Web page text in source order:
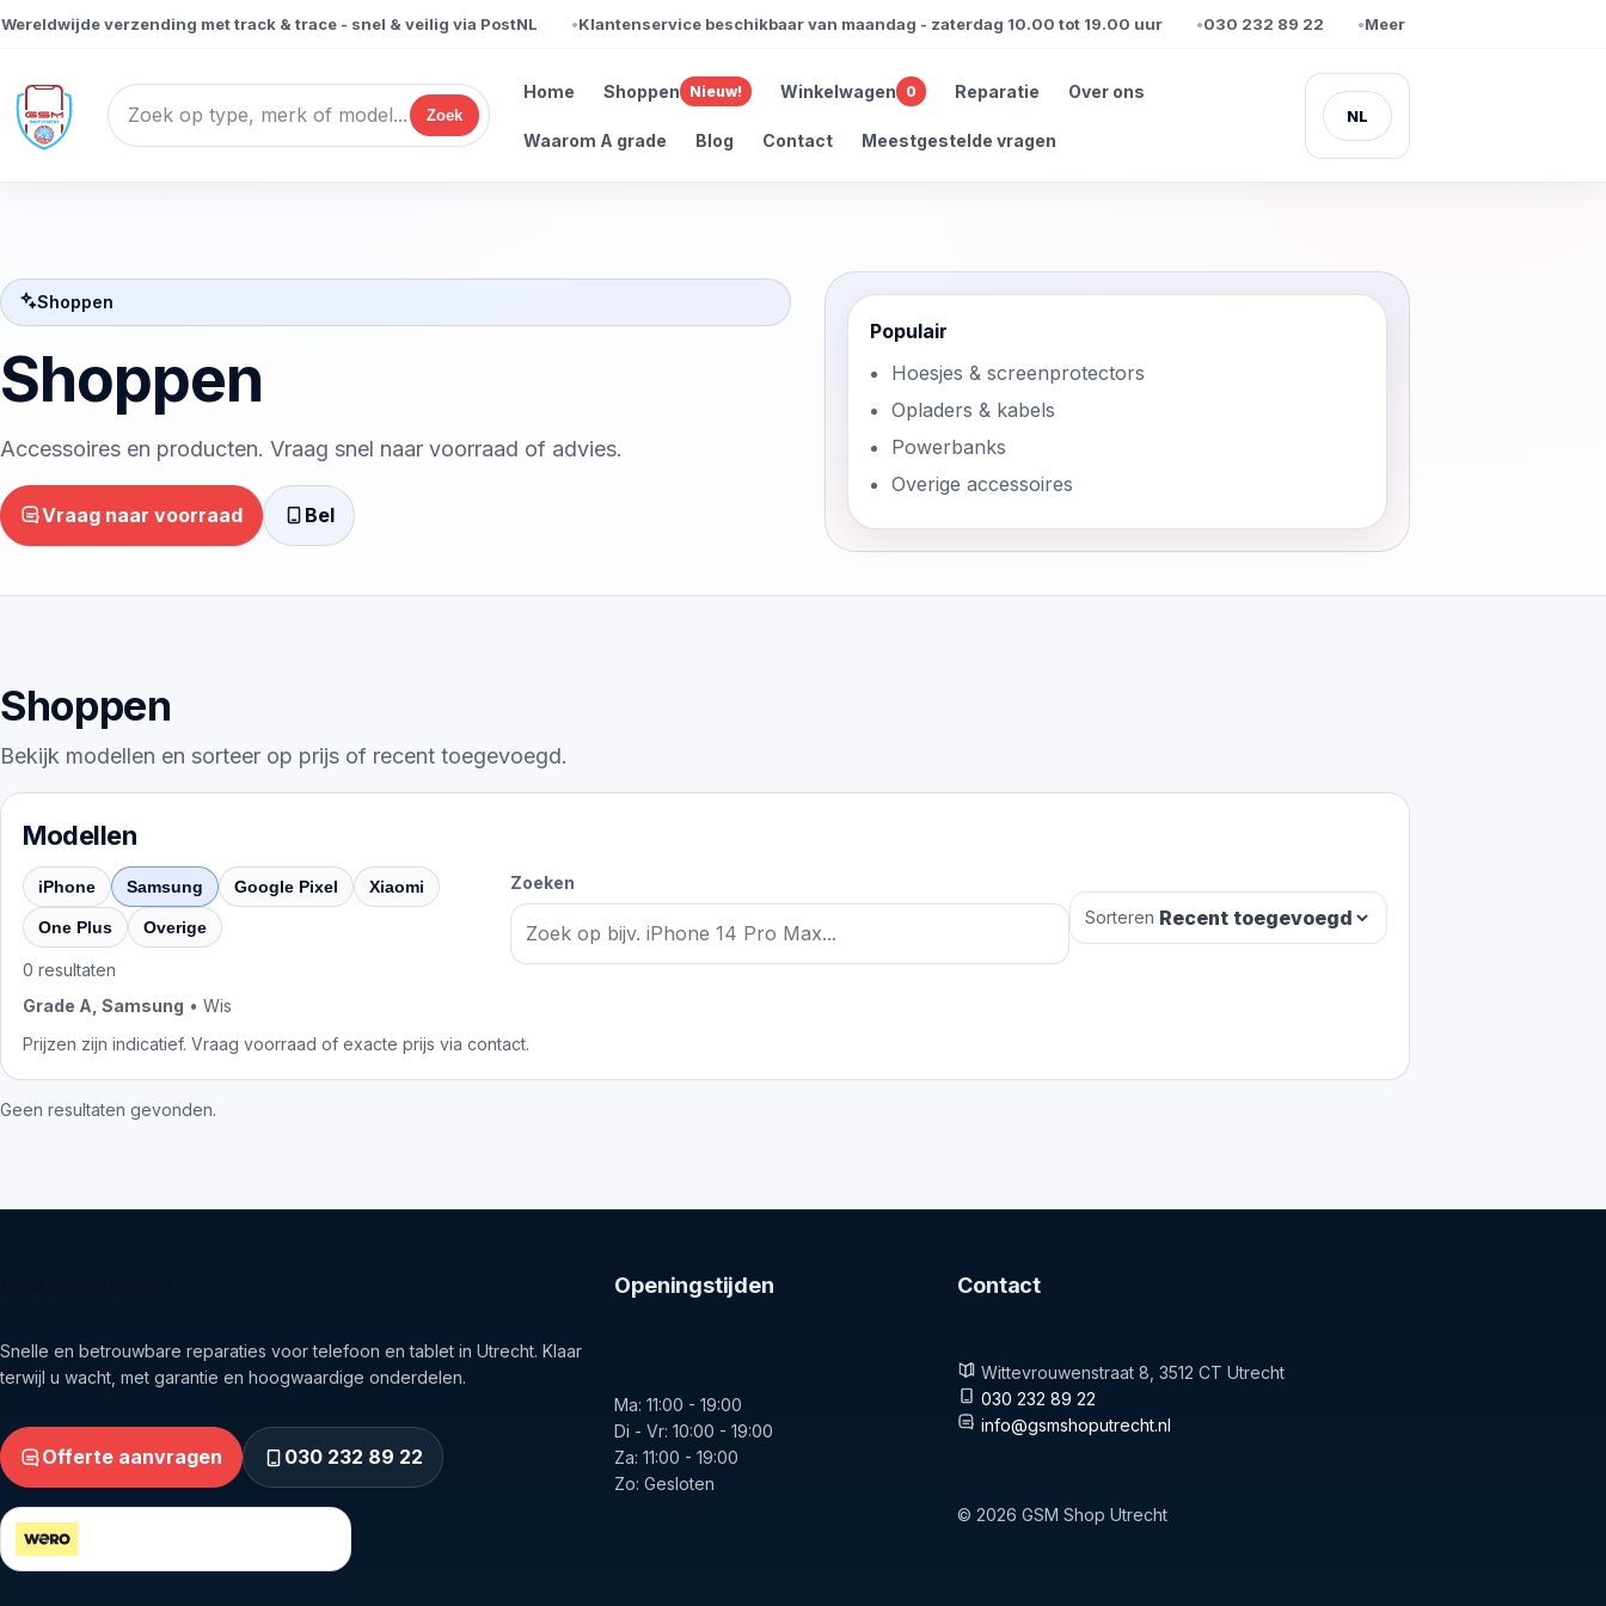
verzending met track & trace - snel & veilig via PostNL Klantenservice beschikbaar van maandag - zaterdag 10.00 tot 19.00 uur 030 232 89 22 Meer dan 1 miljoen klanten
Zoek
Home Shoppen Nieuw! Winkelwagen 0 Reparatie Over ons
Waarom A grade Blog Contact Meestgestelde vragen
NL
Shoppen
Shoppen
Accessoires en producten. Vraag snel naar voorraad of advies.
Vraag naar voorraad Bel
Populair
Hoesjes & screenprotectors
Opladers & kabels
Powerbanks
Overige accessoires
Shoppen
Bekijk modellen en sorteer op prijs of recent toegevoegd.
Modellen
iPhone Samsung Google Pixel Xiaomi
One Plus Overige
0 resultaten
Grade A, Samsung • Wis
Zoeken
Sorteren
Prijzen zijn indicatief. Vraag voorraad of exacte prijs via contact.
Geen resultaten gevonden.
Snelle en betrouwbare reparaties voor telefoon en tablet in Utrecht. Klaar
terwijl u wacht, met garantie en hoogwaardige onderdelen.
Offerte aanvragen 030 232 89 22
Openingstijden
Ma: 11:00 - 19:00
Di - Vr: 10:00 - 19:00
Za: 11:00 - 19:00
Zo: Gesloten
Contact
Wittevrouwenstraat 8, 3512 CT Utrecht
030 232 89 22
info@gsmshoputrecht.nl
© 2026 GSM Shop Utrecht